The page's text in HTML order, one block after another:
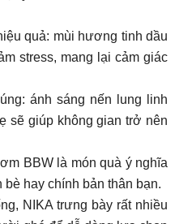
sẽ giúp không gian trở nên
BBW là món quà ý nghĩa
hay chính bản thân bạn.
NIKA trưng bày rất nhiều
ghé để dễ dàng lựa chọn
nhân đến chuyên nghiệp
cùng người yêu làm đẹp